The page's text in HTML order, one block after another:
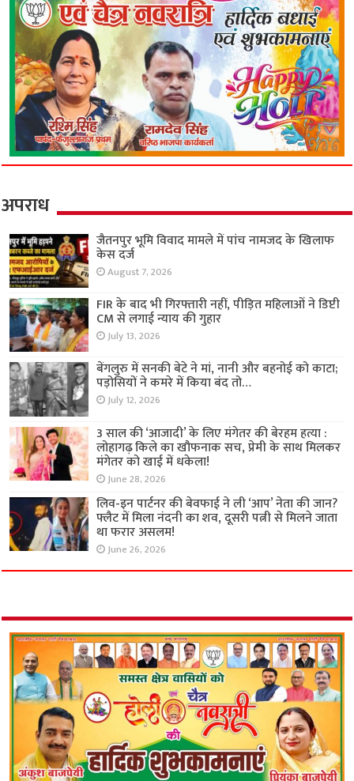
अपराध
जैतनपुर भूमि विवाद मामले में पांच नामजद के खिलाफ
केस दर्ज
August 7, 2026
FIR के बाद भी गिरफ्तारी नहीं, पीड़ित महिलाओं ने डिप्टी
CM से लगाई न्याय की गुहार
July 13, 2026
बेंगलुरु में सनकी बेटे ने मां, नानी और बहनोई को काटा;
पड़ोसियों ने कमरे में किया बंद तो…
July 12, 2026
3 साल की ‘आजादी’ के लिए मंगेतर की बेरहम हत्या :
लोहागढ़ किले का खौफनाक सच, प्रेमी के साथ मिलकर
मंगेतर को खाई में धकेला!
June 28, 2026
लिव-इन पार्टनर की बेवफाई ने ली ‘आप’ नेता की जान?
फ्लैट में मिला नंदनी का शव, दूसरी पत्नी से मिलने जाता
था फरार असलम!
June 26, 2026